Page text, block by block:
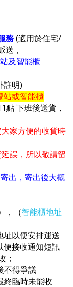
務(適用於住宅/
送，
及智能櫃
註明)
站或智能櫃
下班後送貨，
家方便的收貨時
誤，所以敬請留
出，寄出後大概
，（智能櫃地址
以便安排運送
接收通知短訊
；
不得爭議
終臨時未能收